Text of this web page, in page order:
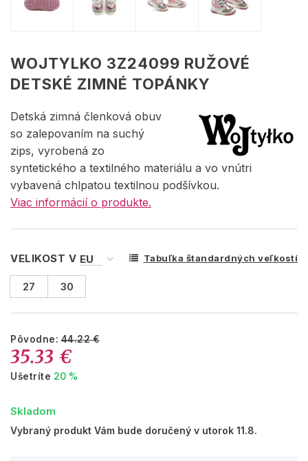
WOJTYLKO 3Z24099 RUŽOVÉ
DETSKÉ ZIMNÉ TOPÁNKY
Detská zimná členková obuv
so zalepovaním na suchý
zips, vyrobená zo
syntetického a textilného materiálu a vo vnútri
vybavená chlpatou textilnou podšívkou.
Viac informácií o produkte.
VELIKOST V Tabuľka štandardných veľkostí
27 30
Pôvodne:44.22 €
35.33 €
Ušetríte 20 %
Skladom
Vybraný produkt Vám bude doručený v utorok 11.8.